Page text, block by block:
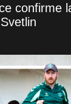
confirme